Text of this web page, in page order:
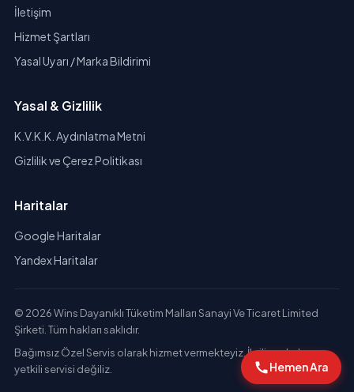
İletişim
Hizmet Şartları
Yasal Uyarı / Marka Bildirimi
Yasal & Gizlilik
K.V.K.K. Aydınlatma Metni
Gizlilik ve Çerez Politikası
Haritalar
Google Haritalar
Yandex Haritalar
© 2026 Wins Dayanıklı Tüketim Malları Sanayi Ve Ticaret Limited
Şirketi. Tüm hakları saklıdır.
Bağımsız Özel Servis olarak hizmet vermekteyiz. İlgili markaların
yetkili servisi değiliz.
Hemen Ara